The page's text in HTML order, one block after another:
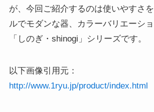
が、今回ご紹介するのは使いやすさ
ルでモダンな器、カラーバリエーシ
「しのぎ・shinogi」シリーズです。
以下画像引用元：
http://www.1ryu.jp/product/index.html